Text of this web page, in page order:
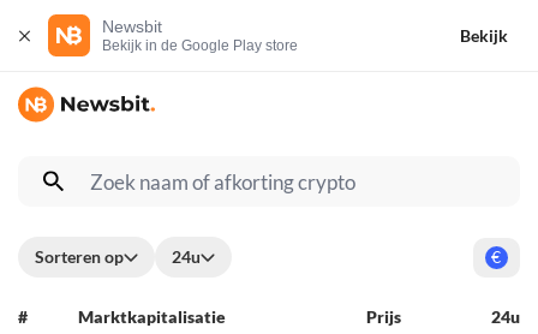
Newsbit
Bekijk in de Google Play store
Bekijk
Sorteren op 24u €
# Marktkapitalisatie Prijs 24u